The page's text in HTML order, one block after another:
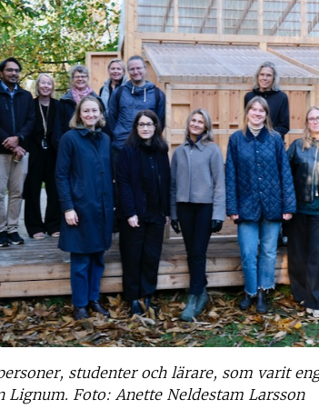
studenter och lärare, som varit
Lignum. Foto: Anette Neldestam Larsson